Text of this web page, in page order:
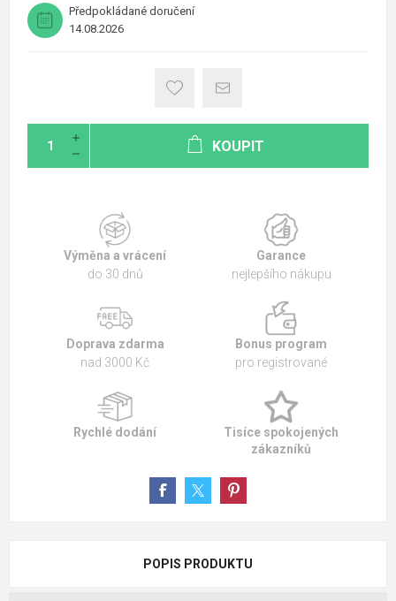
Předpokládané doručení
14.08.2026
KOUPIT
Výměna a vrácení
do 30 dnů
Garance
nejlepšího nákupu
Doprava zdarma
nad 3000 Kč
Bonus program
pro registrované
Rychlé dodání
Tisíce spokojených
zákazníků
POPIS PRODUKTU